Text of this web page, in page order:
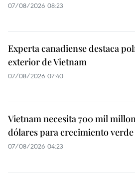
07/08/2026 08:23
Experta canadiense destaca
exterior de Vietnam
07/08/2026 07:40
Vietnam necesita 700 mil
dólares para crecimiento verde
07/08/2026 04:23